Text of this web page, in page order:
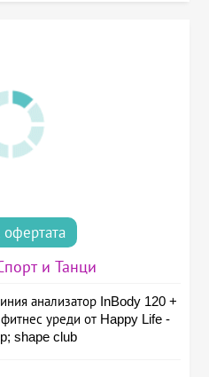
офертата
и Танци
анализатор InBody 120 +
уреди от Happy Life -
shape club